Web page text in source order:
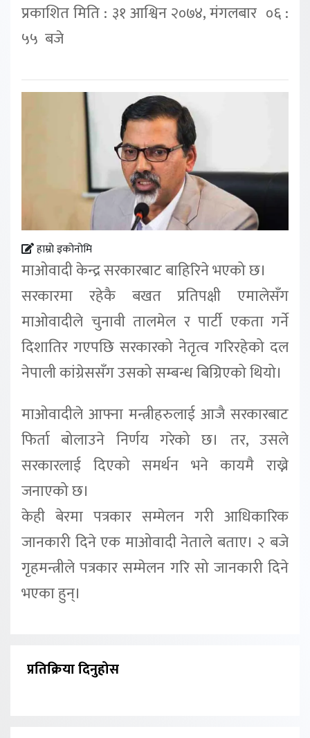
प्रकाशित मिति : ३१ आश्विन २०७४, मंगलबार ०६ :
५५ बजे
हाम्रो इकोनोमि
माओवादी केन्द्र सरकारबाट बाहिरिने भएको छ।
सरकारमा रहेकै बखत प्रतिपक्षी एमालेसँग
माओवादीले चुनावी तालमेल र पार्टी एकता गर्ने
दिशातिर गएपछि सरकारको नेतृत्व गरिरहेको दल
नेपाली कांग्रेससँग उसको सम्बन्ध बिग्रिएको थियो।
माओवादीले आफ्ना मन्त्रीहरुलाई आजै सरकारबाट
फिर्ता बोलाउने निर्णय गरेको छ। तर, उसले
सरकारलाई दिएको समर्थन भने कायमै राख्ने
जनाएको छ।
केही बेरमा पत्रकार सम्मेलन गरी आधिकारिक
जानकारी दिने एक माओवादी नेताले बताए। २ बजे
गृहमन्त्रीले पत्रकार सम्मेलन गरि सो जानकारी दिने
भएका हुन्।
प्रतिक्रिया दिनुहोस